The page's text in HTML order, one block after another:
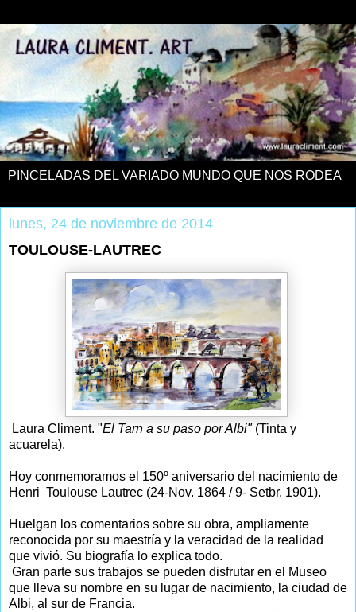
PINCELADAS DEL VARIADO MUNDO QUE NOS RODEA
lunes, 24 de noviembre de 2014
TOULOUSE-LAUTREC
Laura Climent. "El Tarn a su paso por Albi" (Tinta y
acuarela).
Hoy conmemoramos el 150º aniversario del nacimiento de
Henri Toulouse Lautrec (24-Nov. 1864 / 9- Setbr. 1901).
Huelgan los comentarios sobre su obra, ampliamente
reconocida por su maestría y la veracidad de la realidad
que vivió. Su biografía lo explica todo.
Gran parte sus trabajos se pueden disfrutar en el Museo
que lleva su nombre en su lugar de nacimiento, la ciudad de
Albi, al sur de Francia.